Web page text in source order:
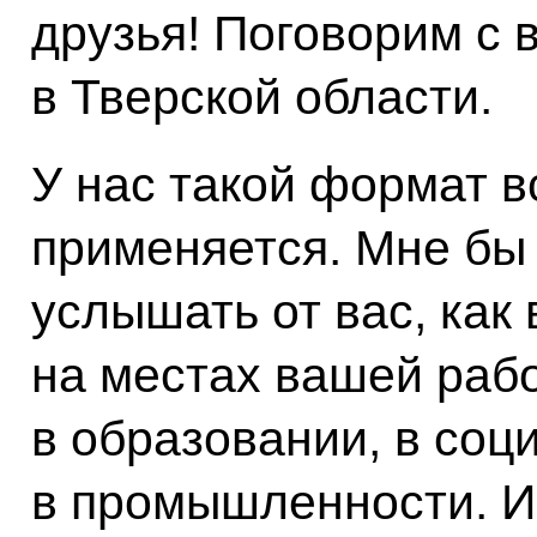
друзья! Поговорим с
в Тверской области.
У нас такой формат
применяется. Мне бы
услышать от вас,
на местах вашей
в образовании, в
в промышленности. И